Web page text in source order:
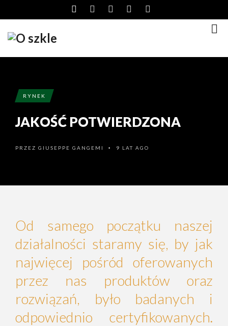
RYNEK
JAKOŚĆ POTWIERDZONA
PRZEZ GIUSEPPE GANGEMI • 9 LAT AGO
Od samego początku naszej
działalności staramy się, by jak
najwięcej pośród oferowanych
przez nas produktów oraz
rozwiązań, było badanych i
odpowiednio certyfikowanych.